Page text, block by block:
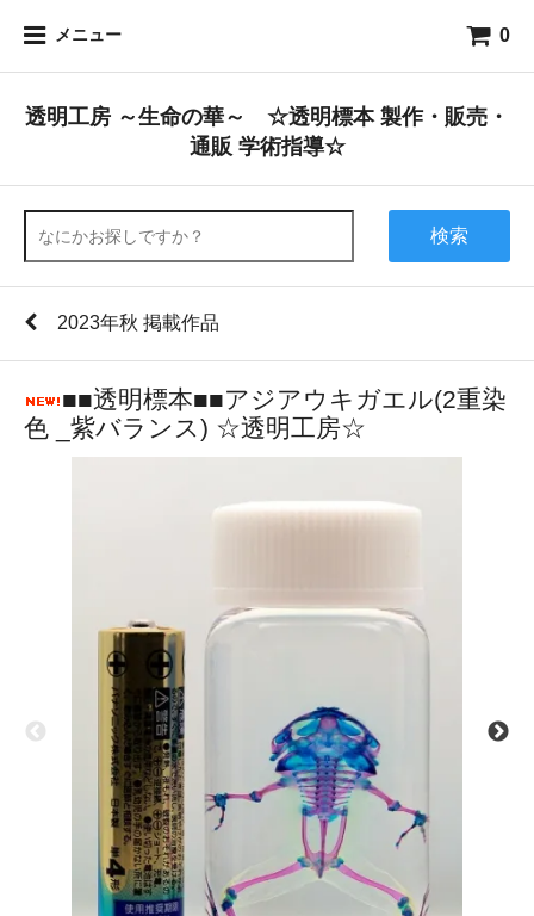
メニュー 0
透明工房 ～生命の華～ ☆透明標本 製作・販売・
通販 学術指導☆
検索
2023年秋 掲載作品
■■透明標本■■アジアウキガエル(2重染
色 _紫バランス) ☆透明工房☆